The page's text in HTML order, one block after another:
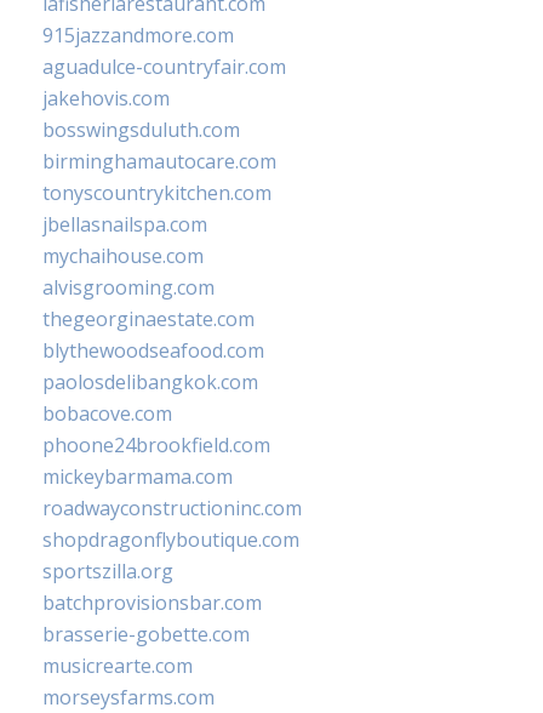
915jazzandmore.com
aguadulce-countryfair.com
jakehovis.com
bosswingsduluth.com
birminghamautocare.com
tonyscountrykitchen.com
jbellasnailspa.com
mychaihouse.com
alvisgrooming.com
thegeorginaestate.com
blythewoodseafood.com
paolosdelibangkok.com
bobacove.com
phoone24brookfield.com
mickeybarmama.com
roadwayconstructioninc.com
shopdragonflyboutique.com
sportszilla.org
batchprovisionsbar.com
brasserie-gobette.com
musicrearte.com
morseysfarms.com